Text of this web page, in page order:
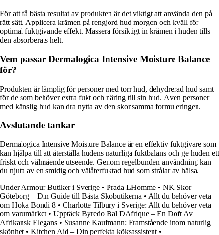
För att få bästa resultat av produkten är det viktigt att använda den på
rätt sätt. Applicera krämen på rengjord hud morgon och kväll för
optimal fuktgivande effekt. Massera försiktigt in krämen i huden tills
den absorberats helt.
Vem passar Dermalogica Intensive Moisture Balance
för?
Produkten är lämplig för personer med torr hud, dehydrerad hud samt
för de som behöver extra fukt och näring till sin hud. Även personer
med känslig hud kan dra nytta av den skonsamma formuleringen.
Avslutande tankar
Dermalogica Intensive Moisture Balance är en effektiv fuktgivare som
kan hjälpa till att återställa hudens naturliga fuktbalans och ge huden ett
friskt och välmående utseende. Genom regelbunden användning kan
du njuta av en smidig och välåterfuktad hud som strålar av hälsa.
Under Armour Butiker i Sverige • Prada LHomme • NK Skor
Göteborg – Din Guide till Bästa Skobutikerna • Allt du behöver veta
om Hoka Bondi 8 • Charlotte Tilbury i Sverige: Allt du behöver veta
om varumärket • Upptäck Byredo Bal DAfrique – En Doft Av
Afrikansk Elegans • Susanne Kaufmann: Framstående inom naturlig
skönhet • Kitchen Aid – Din perfekta köksassistent •